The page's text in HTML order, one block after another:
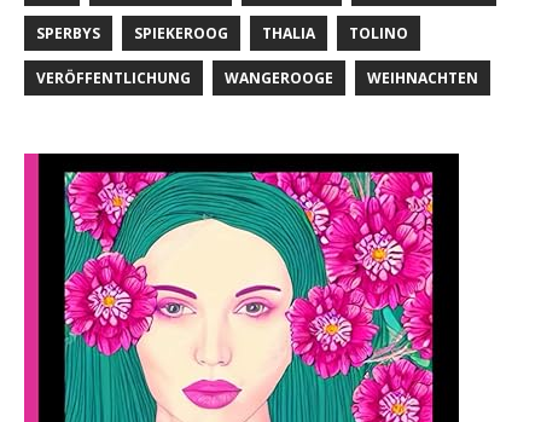
SPERBYS SPIEKEROOG THALIA TOLINO
VERÖFFENTLICHUNG WANGEROOGE WEIHNACHTEN